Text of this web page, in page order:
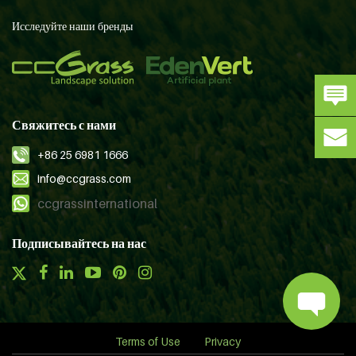
Исследуйте наши бренды
Свяжитесь с нами
+86 25 6981 1666
info@ccgrass.com
ccgrassinternational
Подписывайтесь на нас
Terms of Use Privacy